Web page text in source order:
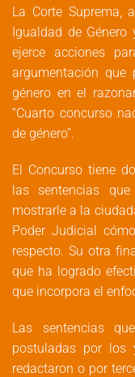
La Corte Suprema,
Igualdad de Género
ejerce acciones
argumentación que
género en el
“Cuarto concurso
de género”.
El Concurso tiene
las sentencias
mostrarle a la
Poder Judicial
respecto. Su otra
que ha logrado
que incorpora el
Las sentencias
postuladas por
redactaron o por